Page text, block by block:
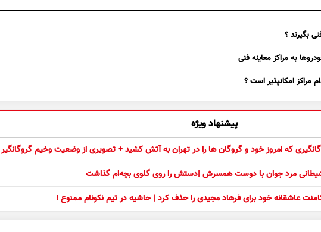
بگیرند ؟
به مراکز معاینه فنی
مراکز امکانپذیر است ؟
پیشنهاد ویژه
که امروز خود و گروگان ها را در تهران به آتش کشید + تصویری از وضعیت وخیم گروگانگیر
مرد جوان با دوست همسرش |دستش را روی گلوی بچه‌ام گذاشت
عاشقانه خود برای فرهاد مجیدی را حذف کرد | حاشیه در تیم نکونام ممنوع !